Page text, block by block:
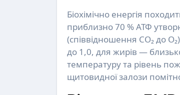
Біохімічно енергія
приблизно 70 % АТФ
(співвідношення CO₂ до
до 1,0, для жирів —
температуру та рівень
щитовидної залози